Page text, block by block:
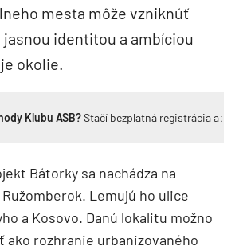
mesta môže vzniknúť
identitou a ambíciou
okolie.
Klubu ASB?Stačí bezplatná registrácia a
Bátorky sa nachádza na
Lemujú ho ulice
a Kosovo. Danú lokalitu možno
ako rozhranie urbanizovaného